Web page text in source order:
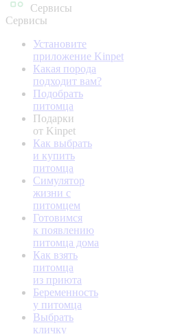
Сервисы
Сервисы
Установите
приложение Kinpet
Какая порода
подходит вам?
Подобрать
питомца
Подарки
от Kinpet
Как выбрать
и купить
питомца
Симулятор
жизни с
питомцем
Готовимся
к появлению
питомца дома
Как взять
питомца
из приюта
Беременность
у питомца
Выбрать
кличку